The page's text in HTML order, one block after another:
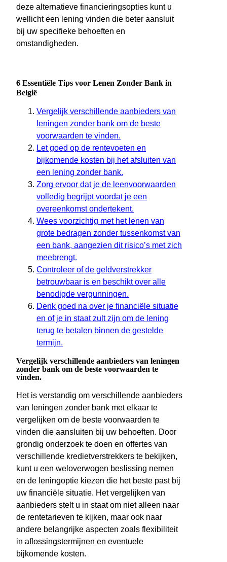
deze alternatieve financieringsopties kunt u
wellicht een lening vinden die beter aansluit
bij uw specifieke behoeften en
omstandigheden.
6 Essentiële Tips voor Lenen Zonder Bank in
België
Vergelijk verschillende aanbieders van
leningen zonder bank om de beste
voorwaarden te vinden.
Let goed op de rentevoeten en
bijkomende kosten bij het afsluiten van
een lening zonder bank.
Zorg ervoor dat je de leenvoorwaarden
volledig begrijpt voordat je een
overeenkomst ondertekent.
Wees voorzichtig met het lenen van
grote bedragen zonder tussenkomst van
een bank, aangezien dit risico’s met zich
meebrengt.
Controleer of de geldverstrekker
betrouwbaar is en beschikt over alle
benodigde vergunningen.
Denk goed na over je financiële situatie
en of je in staat zult zijn om de lening
terug te betalen binnen de gestelde
termijn.
Vergelijk verschillende aanbieders van leningen
zonder bank om de beste voorwaarden te
vinden.
Het is verstandig om verschillende aanbieders
van leningen zonder bank met elkaar te
vergelijken om de beste voorwaarden te
vinden die aansluiten bij uw behoeften. Door
grondig onderzoek te doen en offertes van
verschillende kredietverstrekkers te bekijken,
kunt u een weloverwogen beslissing nemen
en de leningoptie kiezen die het beste past bij
uw financiële situatie. Het vergelijken van
aanbieders stelt u in staat om niet alleen naar
de rentetarieven te kijken, maar ook naar
andere belangrijke aspecten zoals flexibiliteit
in aflossingstermijnen en eventuele
bijkomende kosten.